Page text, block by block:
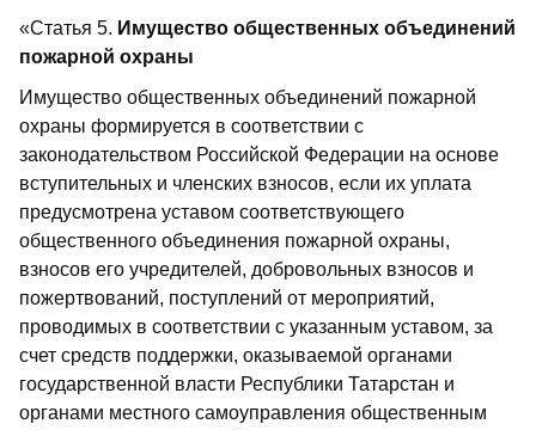
«Статья 5. Имущество общественных объединений
пожарной охраны
Имущество общественных объединений пожарной
охраны формируется в соответствии с
законодательством Российской Федерации на основе
вступительных и членских взносов, если их уплата
предусмотрена уставом соответствующего
общественного объединения пожарной охраны,
взносов его учредителей, добровольных взносов и
пожертвований, поступлений от мероприятий,
проводимых в соответствии с указанным уставом, за
счет средств поддержки, оказываемой органами
государственной власти Республики Татарстан и
органами местного самоуправления общественным